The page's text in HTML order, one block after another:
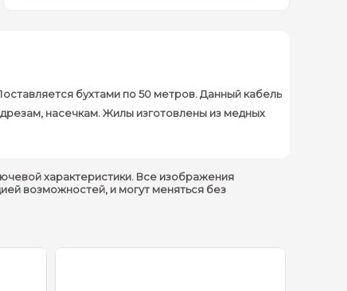
бухтами по 50 метров. Данный кабель
насечкам. Жилы изготовлены из медных
характеристики. Все изображения
возможностей, и могут меняться без